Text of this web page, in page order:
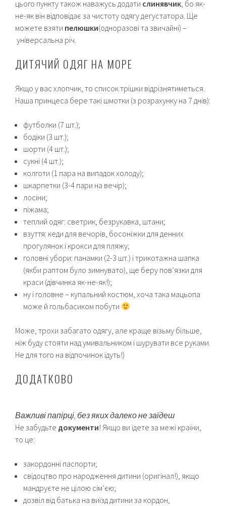
цього пункту також наважусь додати слинявчик, бо як-
не-як він відповідає за чистоту одягу дегустатора. Ще
можете взяти пелюшки(одноразові та звичайні) –
універсальна річ.
ДИТЯЧИЙ ОДЯГ НА МОРЕ
Якщо у вас хлопчик, то список трішки відрізнятиметься.
Наша принцеса бере такі шмотки (з розрахунку на 7 днів):
футболки (7 шт.);
бодіки (3 шт.);
шорти (4 шт.);
сукні (4 шт.);
колготи (1 пара на випадок холоду);
шкарпетки (3-4 пари на вечір);
лосіни;
піжама;
теплий одяг: светрик, безрукавка, штани;
взуття: кеди для вечорів, босоніжки для денних
прогулянок і крокси для пляжу;
головні убори: панамки (2-3 шт.) і трикотажна шапка
(якби раптом було зимнувато), ще беру пов’язки для
краси (дівчинка як-не-як!);
ну і головне – купальний костюм, хоча така мацьопа
може й гольбасиком побути
Може, трохи забагато одягу, але краще візьму більше,
ніж буду стояти над умивальником і шурувати все руками.
Не для того на відпочинок їдуть!)
ДОДАТКОВО
Важливі папірці, без яких далеко не заїдеш
Не забудьте документи! Якщо ви їдете за межі країни,
то це:
закордонні паспорти;
свідоцтво про народження дитини (оригінал!), якщо
мандруєте не цілою сім’єю;
дозвіл від батька на виїзд дитини за кордон,